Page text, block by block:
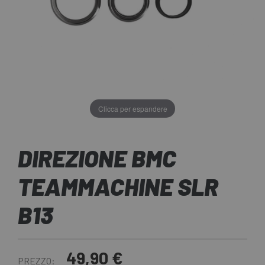
Clicca per espandere
DIREZIONE BMC
TEAMMACHINE SLR
B13
PREZZO: 49,90 €